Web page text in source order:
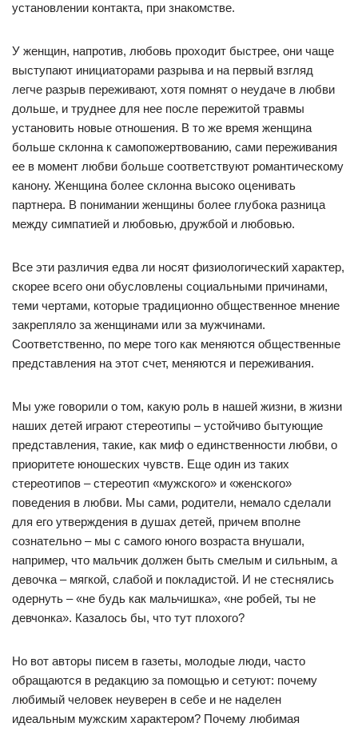
установлении контакта, при знакомстве.
У женщин, напротив, любовь проходит быстрее, они чаще
выступают инициаторами разрыва и на первый взгляд
легче разрыв переживают, хотя помнят о неудаче в любви
дольше, и труднее для нее после пережитой травмы
установить новые отношения. В то же время женщина
больше склонна к самопожертвованию, сами переживания
ее в момент любви больше соответствуют романтическому
канону. Женщина более склонна высоко оценивать
партнера. В понимании женщины более глубока разница
между симпатией и любовью, дружбой и любовью.
Все эти различия едва ли носят физиологический характер,
скорее всего они обусловлены социальными причинами,
теми чертами, которые традиционно общественное мнение
закрепляло за женщинами или за мужчинами.
Соответственно, по мере того как меняются общественные
представления на этот счет, меняются и переживания.
Мы уже говорили о том, какую роль в нашей жизни, в жизни
наших детей играют стереотипы – устойчиво бытующие
представления, такие, как миф о единственности любви, о
приоритете юношеских чувств. Еще один из таких
стереотипов – стереотип «мужского» и «женского»
поведения в любви. Мы сами, родители, немало сделали
для его утверждения в душах детей, причем вполне
сознательно – мы с самого юного возраста внушали,
например, что мальчик должен быть смелым и сильным, а
девочка – мягкой, слабой и покладистой. И не стеснялись
одернуть – «не будь как мальчишка», «не робей, ты не
девчонка». Казалось бы, что тут плохого?
Но вот авторы писем в газеты, молодые люди, часто
обращаются в редакцию за помощью и сетуют: почему
любимый человек неуверен в себе и не наделен
идеальным мужским характером? Почему любимая